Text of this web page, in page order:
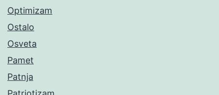
Optimizam
Ostalo
Osveta
Pamet
Patnja